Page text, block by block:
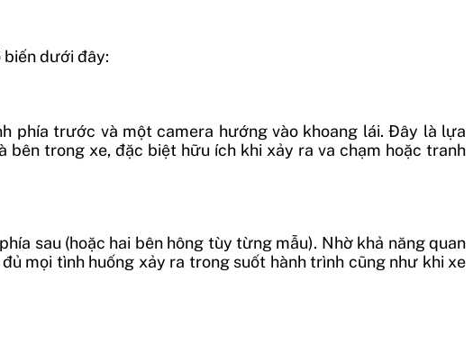
biến dưới đây:
phía trước và một camera hướng vào khoang lái. Đây là lựa
bên trong xe, đặc biệt hữu ích khi xảy ra va chạm hoặc tranh
sau (hoặc hai bên hông tùy từng mẫu). Nhờ khả năng quan
mọi tình huống xảy ra trong suốt hành trình cũng như khi xe